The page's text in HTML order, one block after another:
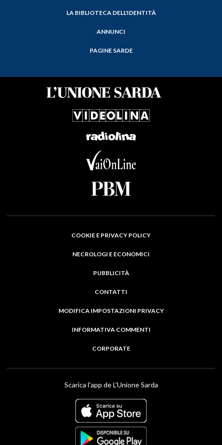
LA BIBLIOTECA DELL'IDENTITÀ
ANNUNCI
PAGINE SARDE
COOKIE E PRIVACY POLICY
NECROLOGI E ECONOMICI
PUBBLICITÀ
CONTATTI
MODIFICA IMPOSTAZIONI PRIVACY
INFORMATIVA COMMENTI
CORPORATE
Scarica l'app de L'Unione Sarda